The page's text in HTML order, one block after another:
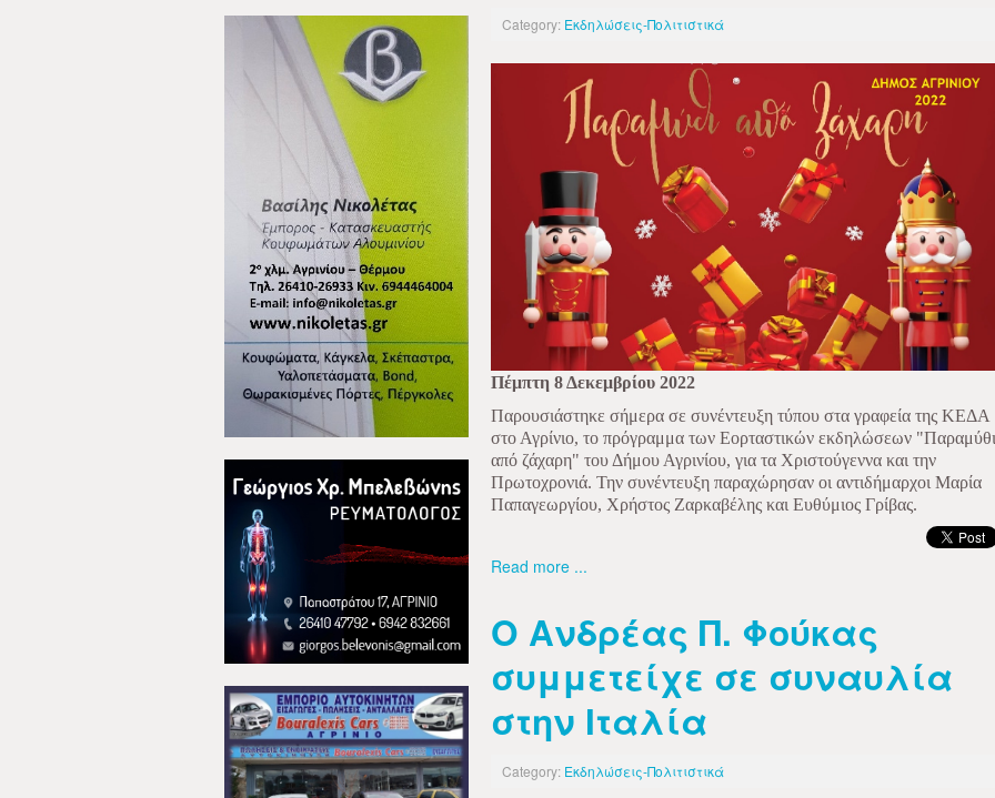
Category: Εκδηλώσεις-Πολιτιστικά
Πέμπτη 8 Δεκεμβρίου 2022
Παρουσιάστηκε σήμερα σε συνέντευξη τύπου στα γραφεία της ΚΕΔΑ
στο Αγρίνιο, το πρόγραμμα των Εορταστικών εκδηλώσεων "Παραμύθι
από ζάχαρη" του Δήμου Αγρινίου, για τα Χριστούγεννα και την
Πρωτοχρονιά. Την συνέντευξη παραχώρησαν οι αντιδήμαρχοι Μαρία
Παπαγεωργίου, Χρήστος Ζαρκαβέλης και Ευθύμιος Γρίβας.
Read more ...
Ο Ανδρέας Π. Φούκας
συμμετείχε σε συναυλία
στην Ιταλία
Category: Εκδηλώσεις-Πολιτιστικά